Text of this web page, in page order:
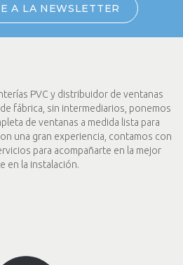
A LA NEWSLETTER
PVC y distribuidor de ventanas
fábrica, sin intermediarios, ponemos
de ventanas a medida lista para
una gran experiencia, contamos con
para acompañarte en la mejor
en la instalación.